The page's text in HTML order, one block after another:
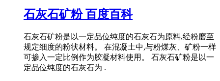
石灰石矿粉 百度百科
石灰石矿粉是以一定品位纯度的石灰石为原料,经粉磨至
规定细度的粉状材料。 在混凝土中,与粉煤灰、矿粉一样
可掺入一定比例作为胶凝材料使用。 石灰石矿粉是以一
定品位纯度的石灰石为 .